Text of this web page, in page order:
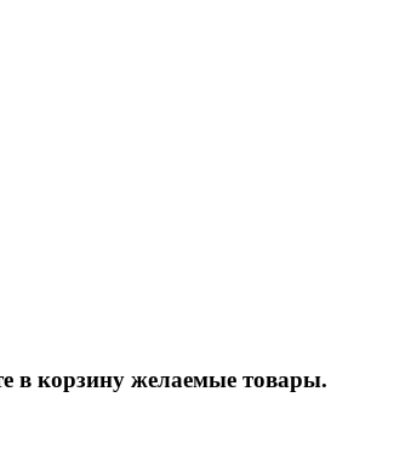
в корзину желаемые товары.